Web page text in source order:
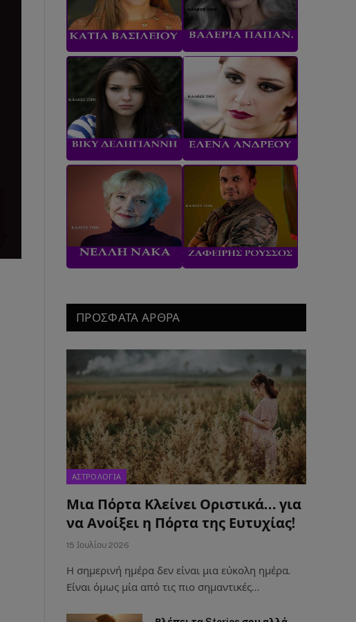
ΠΡΟΣΦΑΤΑ ΑΡΘΡΑ
ΑΣΤΡΟΛΟΓΙΑ
Μια Πόρτα Κλείνει Οριστικά… για
να Ανοίξει η Πόρτα της Ευτυχίας!
15 Ιουλίου 2026
Η σημερινή ημέρα δεν είναι μια εύκολη ημέρα.
Είναι όμως μία από τις πιο σημαντικές…